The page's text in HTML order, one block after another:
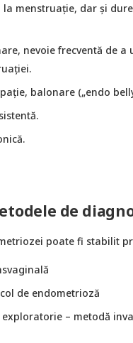
la menstruație, dar și
nevoie frecventă de
balonare („endo
de
poate fi stabilit
de endometrioză
– metodă